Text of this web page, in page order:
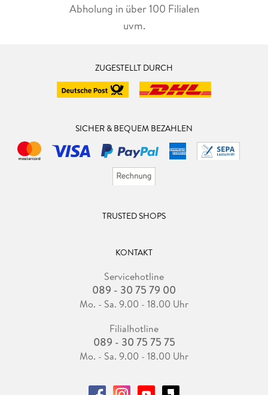
Abholung in über 100 Filialen
uvm.
ZUGESTELLT DURCH
SICHER & BEQUEM BEZAHLEN
TRUSTED SHOPS
KONTAKT
Servicehotline
089 - 30 75 79 00
Mo. - Sa. 9.00 - 18.00 Uhr
Filialhotline
089 - 30 75 75 75
Mo. - Sa. 9.00 - 18.00 Uhr